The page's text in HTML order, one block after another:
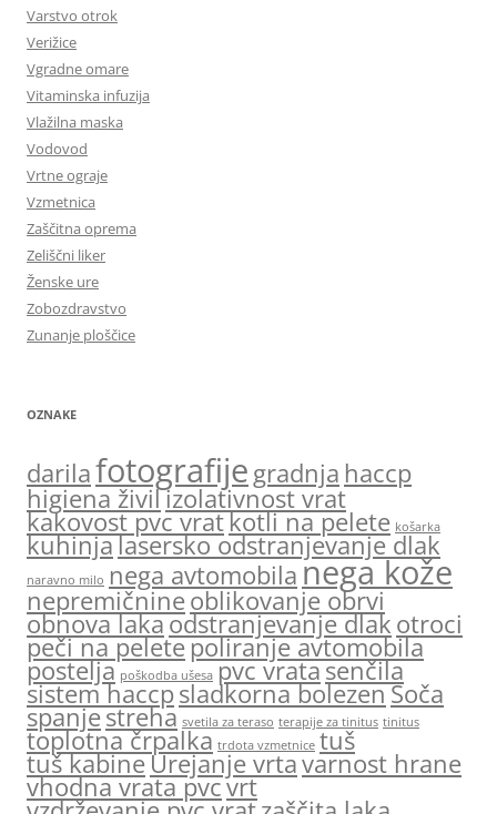
Varstvo otrok
Verižice
Vgradne omare
Vitaminska infuzija
Vlažilna maska
Vodovod
Vrtne ograje
Vzmetnica
Zaščitna oprema
Zeliščni liker
Ženske ure
Zobozdravstvo
Zunanje ploščice
OZNAKE
darilafotografije gradnja haccp
higiena živilizolativnost vrat
kakovost pvc vratkotli na pelete košarka
kuhinjalasersko odstranjevanje dlak
naravno milo nega avtomobila nega kože
nepremičnineoblikovanje obrvi
obnova lakaodstranjevanje dlak otroci
peči na peletepoliranje avtomobila
postelja poškodba ušesa pvc vratasenčila
sistem haccpsladkorna bolezenSoča
spanjestreha svetila za teraso terapije za tinitus tinitus
toplotna črpalka trdota vzmetnice tuš
tuš kabineUrejanje vrtavarnost hrane
vhodna vrata pvcvrt